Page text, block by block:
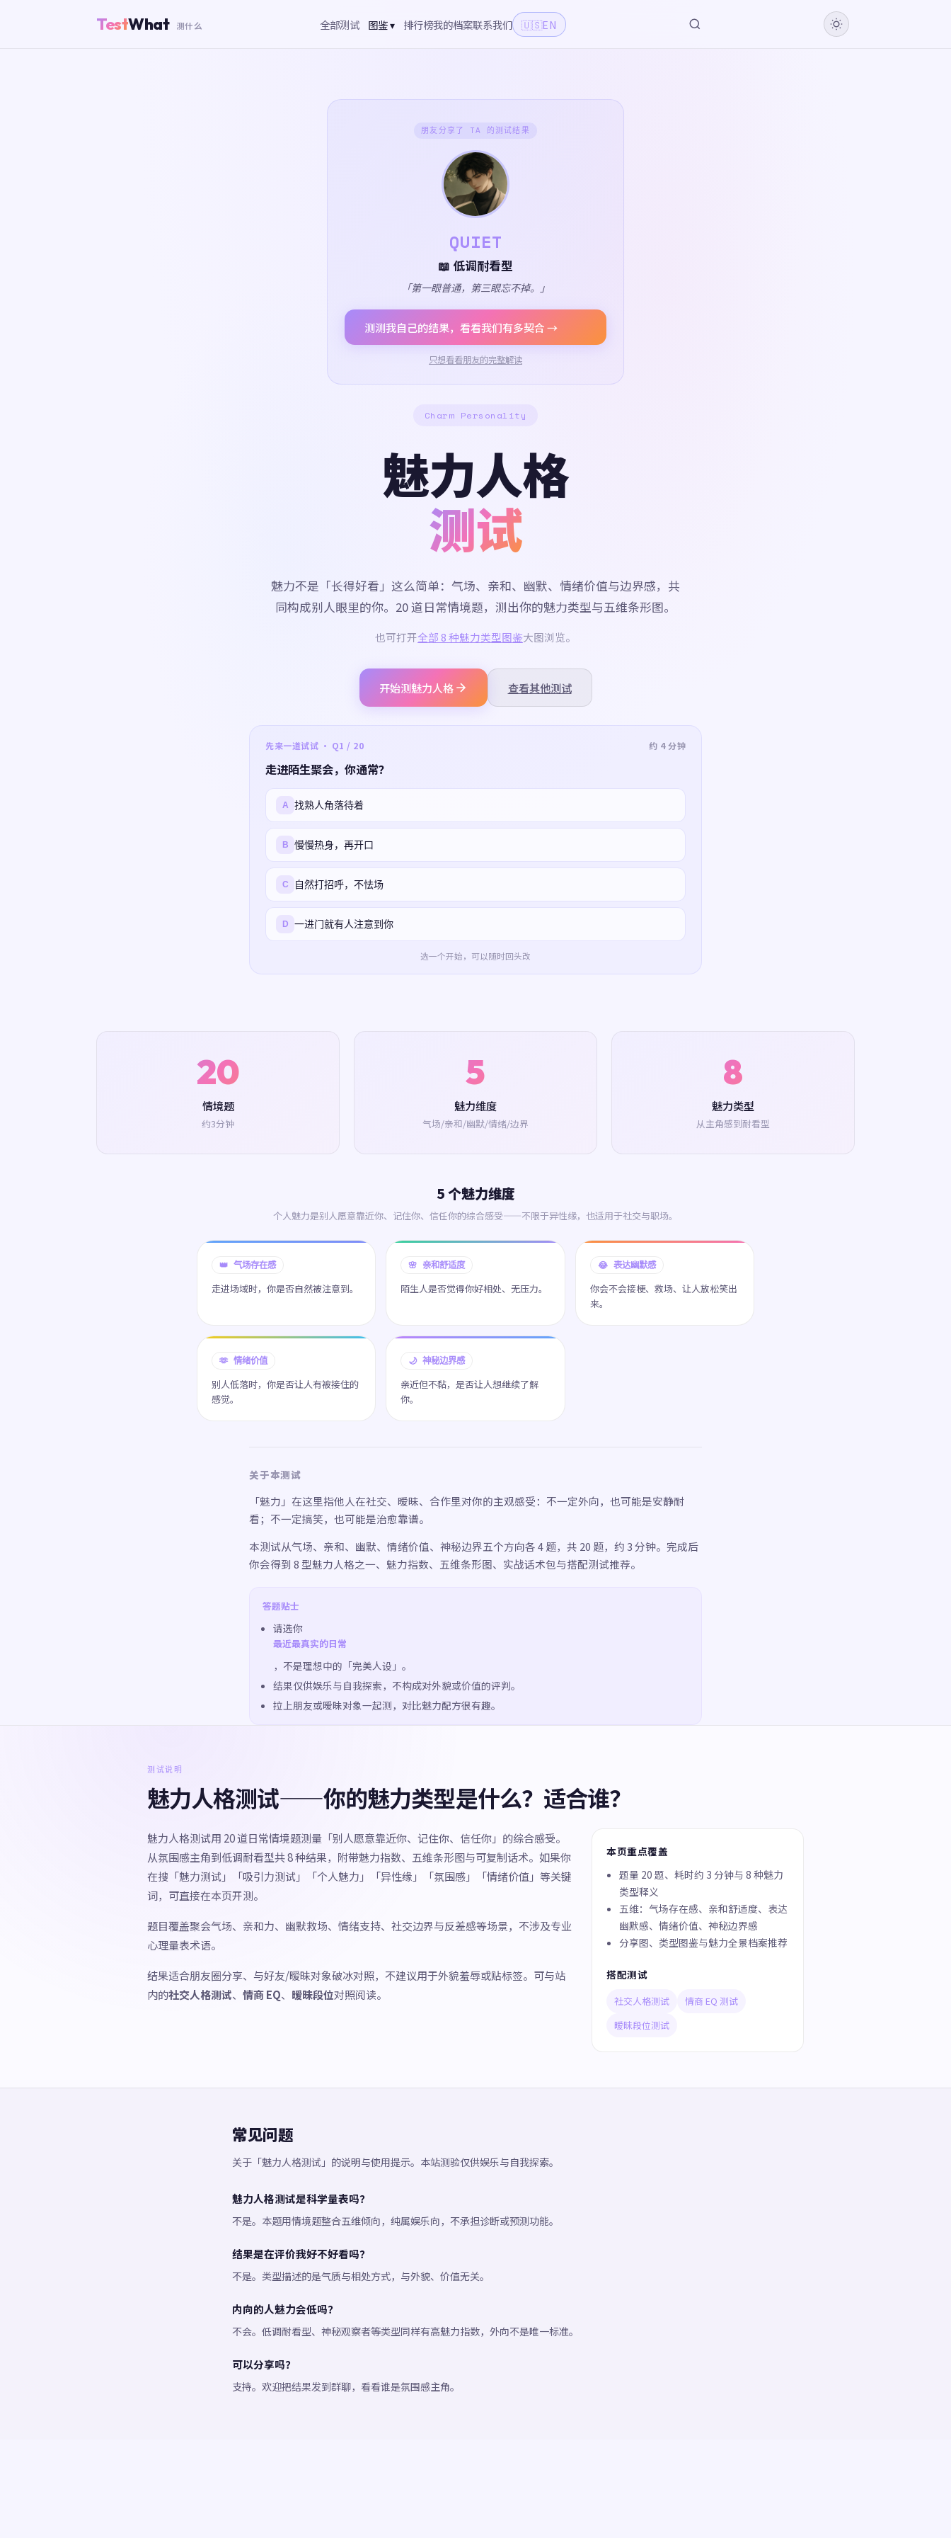
TestWhat 测什么 全部测试 图鉴 ▾ 排行榜我的档案联系我们 🇺🇸EN
朋友分享了 TA 的测试结果
QUIET
📖 低调耐看型
「第一眼普通，第三眼忘不掉。」
测测我自己的结果，看看我们有多契合 →
只想看看朋友的完整解读
Charm Personality
魅力人格
测试
魅力不是「长得好看」这么简单：气场、亲和、幽默、情绪价值与边界感，共
同构成别人眼里的你。20 道日常情境题，测出你的魅力类型与五维条形图。
也可打开全部 8 种魅力类型图鉴大图浏览。
开始测魅力人格 查看其他测试
先来一道试试 · Q1 / 20 约 4 分钟
走进陌生聚会，你通常？
A 找熟人角落待着
B 慢慢热身，再开口
C 自然打招呼，不怯场
D 一进门就有人注意到你
选一个开始，可以随时回头改
20
情境题
约3分钟
5
魅力维度
气场/亲和/幽默/情绪/边界
8
魅力类型
从主角感到耐看型
5 个魅力维度
个人魅力是别人愿意靠近你、记住你、信任你的综合感受——不限于异性缘，也适用于社交与职场。
👑 气场存在感
走进场域时，你是否自然被注意到。
🌸 亲和舒适度
陌生人是否觉得你好相处、无压力。
😂 表达幽默感
你会不会接梗、救场、让人放松笑出
来。
🫶 情绪价值
别人低落时，你是否让人有被接住的
感觉。
🌙 神秘边界感
亲近但不黏，是否让人想继续了解
你。
关于本测试
「魅力」在这里指他人在社交、暧昧、合作里对你的主观感受：不一定外向，也可能是安静耐
看；不一定搞笑，也可能是治愈靠谱。
本测试从气场、亲和、幽默、情绪价值、神秘边界五个方向各 4 题，共 20 题，约 3 分钟。完成后
你会得到 8 型魅力人格之一、魅力指数、五维条形图、实战话术包与搭配测试推荐。
答题贴士
请选你
最近最真实的日常
，不是理想中的「完美人设」。
结果仅供娱乐与自我探索，不构成对外貌或价值的评判。
拉上朋友或暧昧对象一起测，对比魅力配方很有趣。
测试说明
魅力人格测试——你的魅力类型是什么？适合谁？
魅力人格测试用 20 道日常情境题测量「别人愿意靠近你、记住你、信任你」的综合感受。
从氛围感主角到低调耐看型共 8 种结果，附带魅力指数、五维条形图与可复制话术。如果你
在搜「魅力测试」「吸引力测试」「个人魅力」「异性缘」「氛围感」「情绪价值」等关键
词，可直接在本页开测。
题目覆盖聚会气场、亲和力、幽默救场、情绪支持、社交边界与反差感等场景，不涉及专业
心理量表术语。
结果适合朋友圈分享、与好友/暧昧对象破冰对照，不建议用于外貌羞辱或贴标签。可与站
内的社交人格测试、 情商 EQ、 暧昧段位对照阅读。
本页重点覆盖
题量 20 题、耗时约 3 分钟与 8 种魅力
类型释义
五维：气场存在感、亲和舒适度、表达
幽默感、情绪价值、神秘边界感
分享图、类型图鉴与魅力全景档案推荐
搭配测试
社交人格测试
情商 EQ 测试
暧昧段位测试
常见问题
关于「魅力人格测试」的说明与使用提示。本站测验仅供娱乐与自我探索。
魅力人格测试是科学量表吗？
不是。本题用情境题整合五维倾向，纯属娱乐向，不承担诊断或预测功能。
结果是在评价我好不好看吗？
不是。类型描述的是气质与相处方式，与外貌、价值无关。
内向的人魅力会低吗？
不会。低调耐看型、神秘观察者等类型同样有高魅力指数，外向不是唯一标准。
可以分享吗？
支持。欢迎把结果发到群聊，看看谁是氛围感主角。